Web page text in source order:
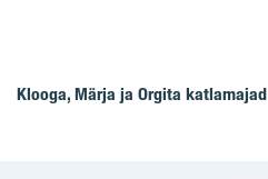
Klooga, Märja ja Orgita katlamajad